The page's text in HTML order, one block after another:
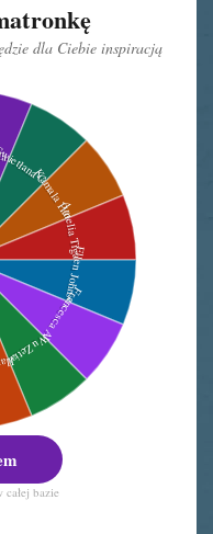
dla Ciebie inspiracją
całej bazie